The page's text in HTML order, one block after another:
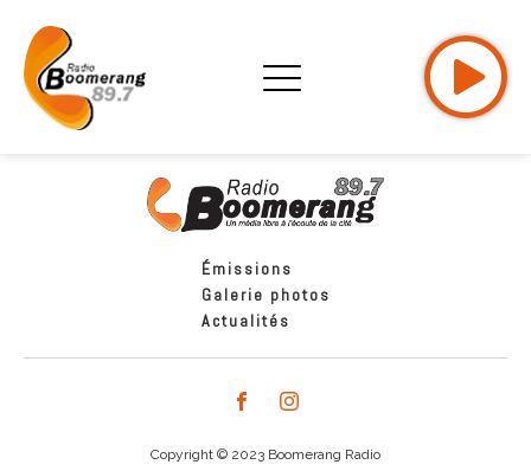
Émissions
Galerie photos
Actualités
Copyright © 2023 Boomerang Radio